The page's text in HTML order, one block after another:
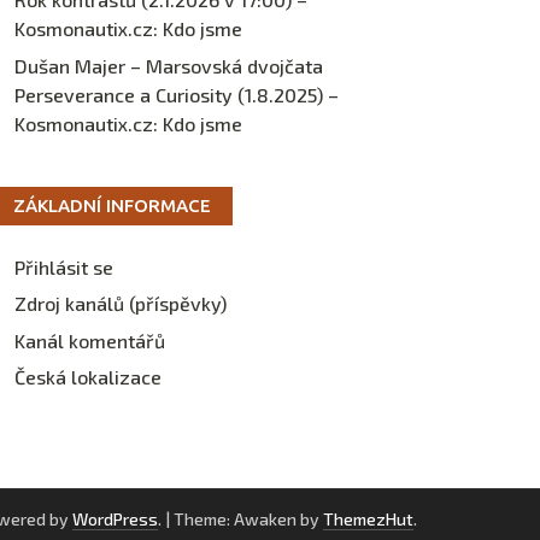
Kosmonautix.cz: Kdo jsme
Dušan Majer – Marsovská dvojčata
Perseverance a Curiosity (1.8.2025) –
Kosmonautix.cz: Kdo jsme
ZÁKLADNÍ INFORMACE
Přihlásit se
Zdroj kanálů (příspěvky)
Kanál komentářů
Česká lokalizace
by WordPress. | Theme: Awaken by ThemezHut.